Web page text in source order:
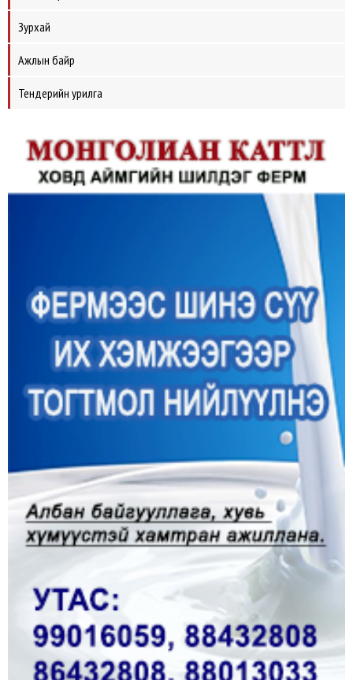
Зурхай
Ажлын байр
Тендерийн урилга